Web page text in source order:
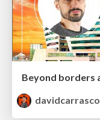
davidcarrasco